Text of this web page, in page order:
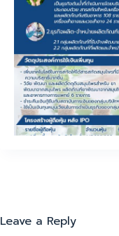
Leave a Reply